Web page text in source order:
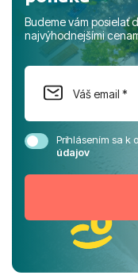
Budeme vám posielať
najvýhodnejšími
Prihlásením sa k
údajov